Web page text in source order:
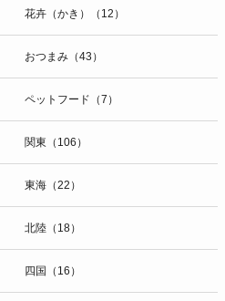
花卉（かき）（12）
おつまみ（43）
ペットフード（7）
関東（106）
東海（22）
北陸（18）
四国（16）